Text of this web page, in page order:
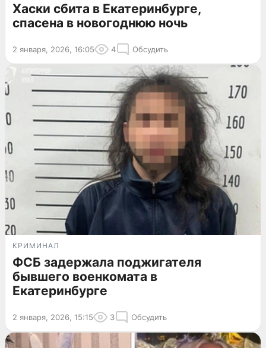
Хаски сбита в Екатеринбурге,
спасена в новогоднюю ночь
2 января, 2026, 16:05 4 Обсудить
КРИМИНАЛ
ФСБ задержала поджигателя
бывшего военкомата в
Екатеринбурге
2 января, 2026, 15:15 3 Обсудить